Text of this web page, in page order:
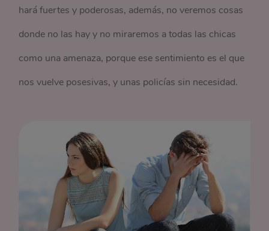
hará fuertes y poderosas, además, no veremos cosas
donde no las hay y no miraremos a todas las chicas
como una amenaza, porque ese sentimiento es el que
nos vuelve posesivas, y unas policías sin necesidad.